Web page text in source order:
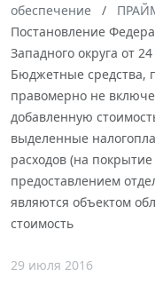
обеспечение
Постановление
Западного округа от
Бюджетные средства,
правомерно не
добавленную
выделенные
расходов (на
предоставлением
являются объектом
стоимость
29 июля 2016